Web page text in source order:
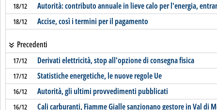
18/12 Autorità: contributo annuale in lieve calo per l'energia,
18/12 Accise, così i termini per il pagamento
Precedenti
17/12 Derivati elettricità, stop all'opzione di consegna fisica
17/12 Statistiche energetiche, le nuove regole Ue
16/12 Autorità, gli ultimi provvedimenti pubblicati
16/12 Cali carburanti, Fiamme Gialle sanzionano gestore in Val di